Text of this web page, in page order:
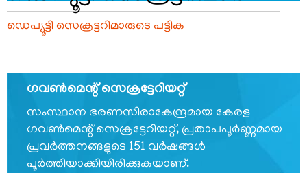
FOOTER
MENU
ബാധ്യതാനിരാകരണം
സ്വകാര്യതാനയം
നിബന്ധനകളും
ഞങ്ങളേക്കുറിച്ച്
ഡെപ്യൂട്ടി സെക്രട്ടറിമാരുടെ പട്ടിക
ഗവണ്‍മെന്റ് സെക്രട്ടേറിയറ്റ്
സംസ്ഥാന ഭരണസിരാകേന്ദ്രമായ കേരള
ഗവണ്‍മെന്റ് സെക്രട്ടേറിയറ്റ്, പ്രതാപപൂര്‍ണ്ണമായ
പ്രവര്‍ത്തനങ്ങളുടെ 151 വര്‍ഷങ്ങള്‍
പൂര്‍ത്തിയാക്കിയിരിക്കുകയാണ്.